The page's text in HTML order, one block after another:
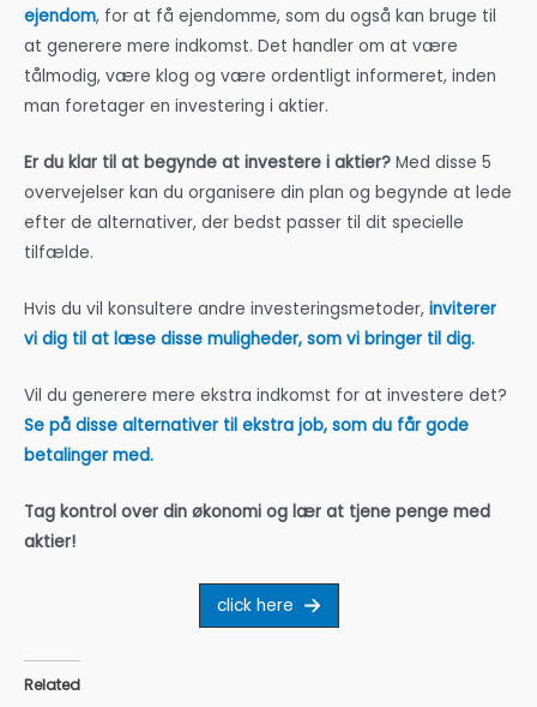
ejendom, for at få ejendomme, som du også kan bruge til
at generere mere indkomst. Det handler om at være
tålmodig, være klog og være ordentligt informeret, inden
man foretager en investering i aktier.
Er du klar til at begynde at investere i aktier? Med disse 5
overvejelser kan du organisere din plan og begynde at lede
efter de alternativer, der bedst passer til dit specielle
tilfælde.
Hvis du vil konsultere andre investeringsmetoder, inviterer
vi dig til at læse disse muligheder, som vi bringer til dig.
Vil du generere mere ekstra indkomst for at investere det?
Se på disse alternativer til ekstra job, som du får gode
betalinger med.
Tag kontrol over din økonomi og lær at tjene penge med
aktier!
click here
Related